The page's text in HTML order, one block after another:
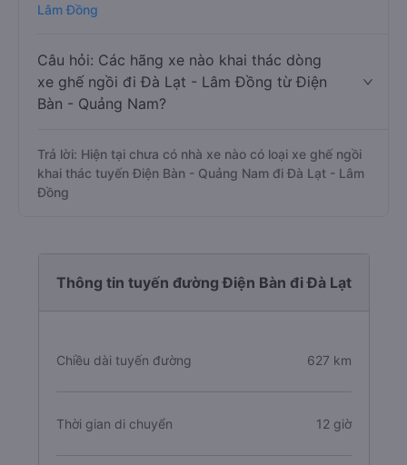
Lâm Đồng
Câu hỏi: Các hãng xe nào khai thác dòng
xe ghế ngồi đi Đà Lạt - Lâm Đồng từ Điện
Bàn - Quảng Nam?
Trả lời: Hiện tại chưa có nhà xe nào có loại xe ghế ngồi
khai thác tuyến Điện Bàn - Quảng Nam đi Đà Lạt - Lâm
Đồng
Thông tin tuyến đường Điện Bàn đi Đà Lạt
Chiều dài tuyến đường 627 km
Thời gian di chuyển 12 giờ